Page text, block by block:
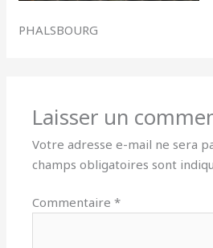
PHALSBOURG
Laisser un
Votre adresse e-mail ne sera
champs obligatoires sont
Commentaire*